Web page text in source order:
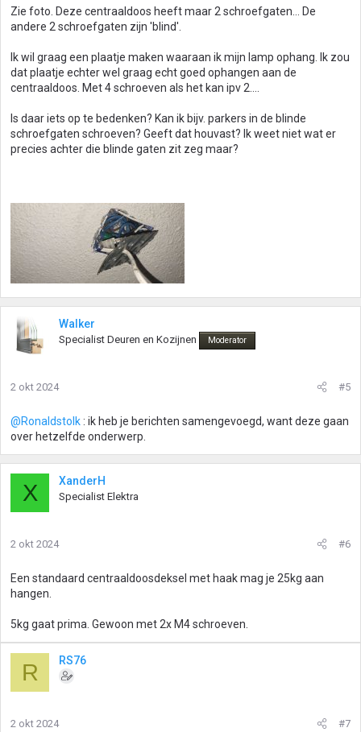
Zie foto. Deze centraaldoos heeft maar 2 schroefgaten... De
andere 2 schroefgaten zijn 'blind'.
Ik wil graag een plaatje maken waaraan ik mijn lamp ophang. Ik zou
dat plaatje echter wel graag echt goed ophangen aan de
centraaldoos. Met 4 schroeven als het kan ipv 2....
Is daar iets op te bedenken? Kan ik bijv. parkers in de blinde
schroefgaten schroeven? Geeft dat houvast? Ik weet niet wat er
precies achter die blinde gaten zit zeg maar?
Walker
Specialist Deuren en Kozijnen Moderator
2 okt 2024 #5
@Ronaldstolk : ik heb je berichten samengevoegd, want deze gaan
over hetzelfde onderwerp.
X XanderH
Specialist Elektra
2 okt 2024 #6
Een standaard centraaldoosdeksel met haak mag je 25kg aan
hangen.
5kg gaat prima. Gewoon met 2x M4 schroeven.
R RS76
2 okt 2024 #7